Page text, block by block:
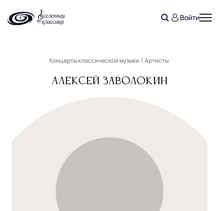
Войти
Концерты классической музыки Артисты
Алексей Заволокин